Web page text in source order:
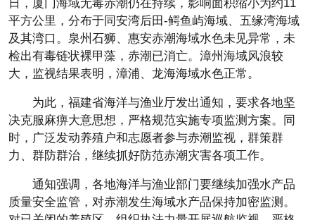
日，厦门海域无毒赤潮仍在持续，影响面积缩小为约11
平方公里，分布于同安湾后田-鳄鱼屿海域、五缘湾海域
及其湾口。泉州石狮、惠安赤潮海域水色未见异常，未
检出有毒链状裸甲藻，赤潮已消亡。漳州海域风浪较
大，监视结果表明，漳浦、龙海海域水色正常。
为此，福建省海洋与渔业厅发出通知，要求各地坚
决克服麻痹大意思想，严格规范实施专项监测方案。同
时，广泛发动养殖户和志愿者参与赤潮监视，群策群
力、群防群治，继续抓好防范赤潮灾害各项工作。
通知强调，各地海洋与渔业部门要继续加强水产品
质量安全监管，对赤潮发生海域水产品保持加密监测。